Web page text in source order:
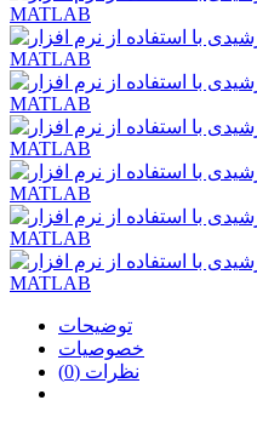
توضیحات
خصوصیات
نظرات (0)